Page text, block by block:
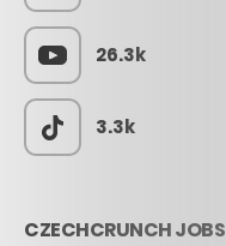
26.3k
3.3k
CZECHCRUNCH JOBS